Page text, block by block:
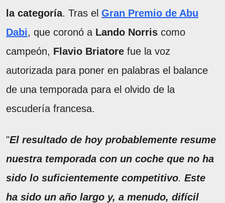
la categoría. Tras el Gran Premio de Abu
Dabi, que coronó a Lando Norris como
campeón, Flavio Briatore fue la voz
autorizada para poner en palabras el balance
de una temporada para el olvido de la
escudería francesa.
"El resultado de hoy probablemente resume
nuestra temporada con un coche que no ha
sido lo suficientemente competitivo. Este
ha sido un año largo y, a menudo, difícil